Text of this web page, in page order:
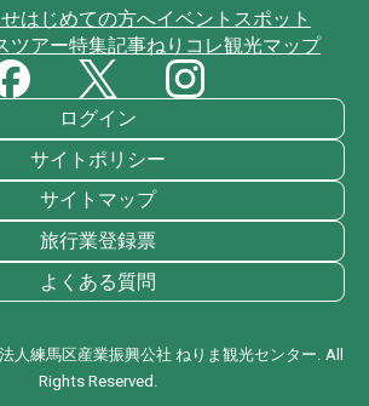
はじめての方へイベントスポット
ツアー特集記事ねりコレ観光マップ
ログイン
サイトポリシー
サイトマップ
旅行業登録票
よくある質問
人練馬区産業振興公社 ねりま観光センター. All
Rights Reserved.